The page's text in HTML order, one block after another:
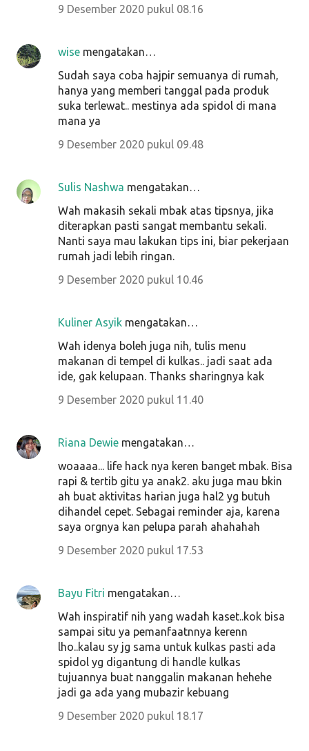
9 Desember 2020 pukul 08.16
wise mengatakan…
Sudah saya coba hajpir semuanya di rumah,
hanya yang memberi tanggal pada produk
suka terlewat.. mestinya ada spidol di mana
mana ya
9 Desember 2020 pukul 09.48
Sulis Nashwa mengatakan…
Wah makasih sekali mbak atas tipsnya, jika
diterapkan pasti sangat membantu sekali.
Nanti saya mau lakukan tips ini, biar pekerjaan
rumah jadi lebih ringan.
9 Desember 2020 pukul 10.46
Kuliner Asyik mengatakan…
Wah idenya boleh juga nih, tulis menu
makanan di tempel di kulkas.. jadi saat ada
ide, gak kelupaan. Thanks sharingnya kak
9 Desember 2020 pukul 11.40
Riana Dewie mengatakan…
woaaaa... life hack nya keren banget mbak. Bisa
rapi & tertib gitu ya anak2. aku juga mau bkin
ah buat aktivitas harian juga hal2 yg butuh
dihandel cepet. Sebagai reminder aja, karena
saya orgnya kan pelupa parah ahahahah
9 Desember 2020 pukul 17.53
Bayu Fitri mengatakan…
Wah inspiratif nih yang wadah kaset..kok bisa
sampai situ ya pemanfaatnnya kerenn
lho..kalau sy jg sama untuk kulkas pasti ada
spidol yg digantung di handle kulkas
tujuannya buat nanggalin makanan hehehe
jadi ga ada yang mubazir kebuang
9 Desember 2020 pukul 18.17